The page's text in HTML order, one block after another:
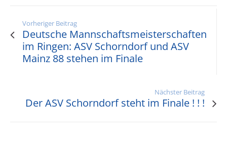
Vorheriger Beitrag
Deutsche Mannschaftsmeisterschaften
im Ringen: ASV Schorndorf und ASV
Mainz 88 stehen im Finale
Nächster Beitrag
Der ASV Schorndorf steht im Finale ! ! !